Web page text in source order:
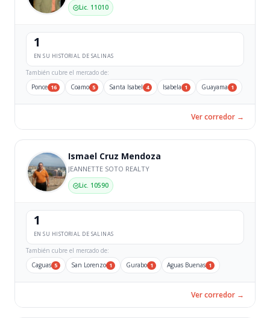
Lic. 11010
1
EN SU HISTORIAL DE SALINAS
También cubre el mercado de:
Ponce 16 Coamo 5 Santa Isabel 4 Isabela 1 Guayama 1
Ver corredor →
Ismael Cruz Mendoza
JEANNETTE SOTO REALTY
Lic. 10590
1
EN SU HISTORIAL DE SALINAS
También cubre el mercado de:
Caguas 5 San Lorenzo 1 Gurabo 1 Aguas Buenas 1
Ver corredor →